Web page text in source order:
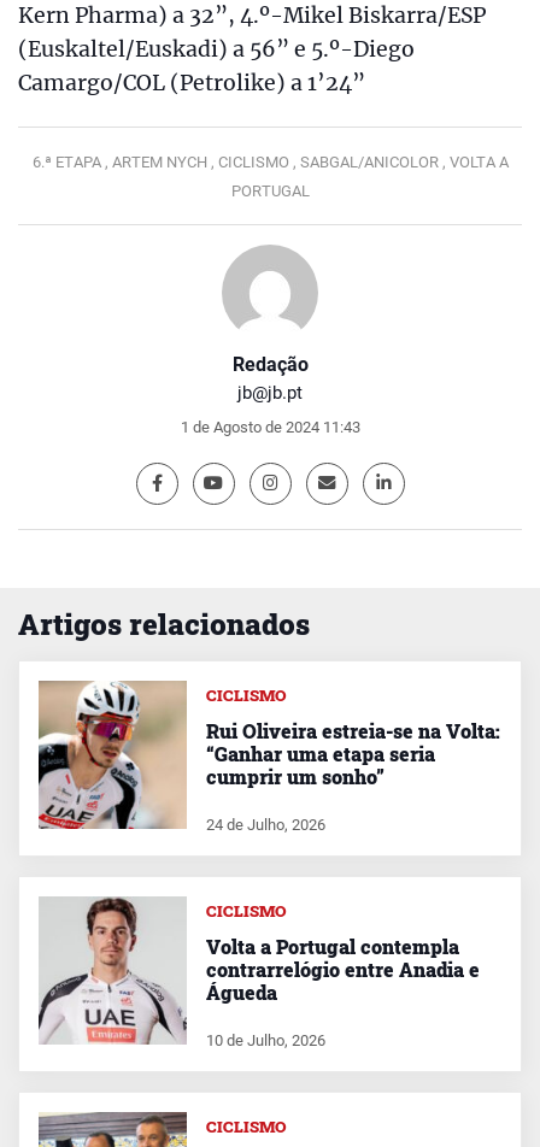
Redação
jb@jb.pt
1 de Agosto de 2024 11:43
Kern Pharma) a 32”, 4.º-Mikel Biskarra/ESP
(Euskaltel/Euskadi) a 56” e 5.º-Diego
Camargo/COL (Petrolike) a 1’24”
6.ª ETAPA , ARTEM NYCH , CICLISMO , SABGAL/ANICOLOR , VOLTA A
PORTUGAL
Artigos relacionados
CICLISMO
Rui Oliveira estreia-se na Volta:
“Ganhar uma etapa seria
cumprir um sonho”
24 de Julho, 2026
CICLISMO
Volta a Portugal contempla
contrarrelógio entre Anadia e
Águeda
10 de Julho, 2026
CICLISMO